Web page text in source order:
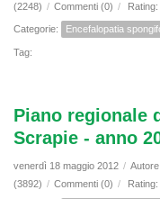
(2248) / Commenti (0) /
Categorie: Encefalopatia
Tag:
Piano regionale
Scrapie - anno
venerdì 18 maggio 2012 / Autore:
(3892) / Commenti (0) /